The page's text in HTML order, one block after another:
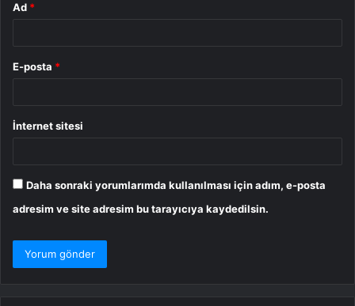
Ad *
E-posta *
İnternet sitesi
Daha sonraki yorumlarımda kullanılması için adım, e-posta
adresim ve site adresim bu tarayıcıya kaydedilsin.